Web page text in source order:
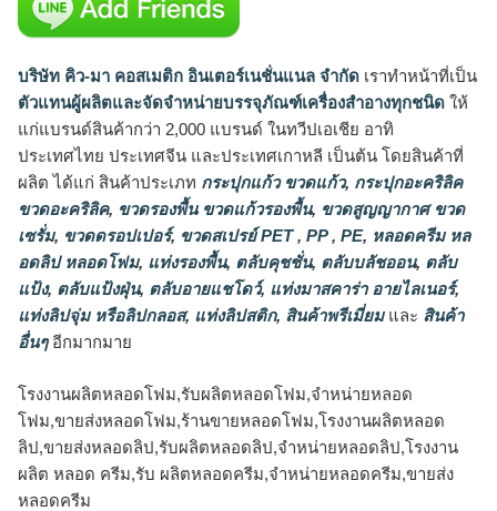
บริษัท คิว-มา คอสเมติก อินเตอร์เนชั่นแนล จำกัด เราทำหน้าที่เป็น
ตัวแทนผู้ผลิตและจัดจำหน่ายบรรจุภัณฑ์เครื่องสำอางทุกชนิด ให้
แก่แบรนด์สินค้ากว่า 2,000 แบรนด์ ในทวีปเอเชีย อาทิ
ประเทศไทย ประเทศจีน และประเทศเกาหลี เป็นต้น โดยสินค้าที่
ผลิต ได้แก่ สินค้าประเภท กระปุกแก้ว ขวดแก้ว, กระปุกอะคริลิค
ขวดอะคริลิค, ขวดรองพื้น ขวดแก้วรองพื้น, ขวดสูญญากาศ ขวด
เซรั่ม, ขวดดรอปเปอร์, ขวดสเปรย์ PET , PP , PE, หลอดครีม หล
อดลิป หลอดโฟม, แท่งรองพื้น, ตลับคุชชั่น, ตลับบลัชออน, ตลับ
แป้ง, ตลับแป้งฝุ่น, ตลับอายแชโดว์, แท่งมาสคาร่า อายไลเนอร์,
แท่งลิปจุ่ม หรือลิปกลอส, แท่งลิปสติก, สินค้าพรีเมี่ยมและ สินค้า
อื่นๆอีกมากมาย
โรงงานผลิตหลอดโฟม,รับผลิตหลอดโฟม,จำหน่ายหลอด
โฟม,ขายส่งหลอดโฟม,ร้านขายหลอดโฟม,โรงงานผลิตหลอด
ลิป,ขายส่งหลอดลิป,รับผลิตหลอดลิป,จำหน่ายหลอดลิป,โรงงาน
ผลิต หลอด ครีม,รับ ผลิตหลอดครีม,จำหน่ายหลอดครีม,ขายส่ง
หลอดครีม